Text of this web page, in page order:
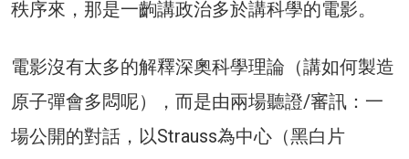
秩序來，那是一齣講政治多於講科學的電影。
電影沒有太多的解釋深奧科學理論（講如何製造
原子彈會多悶呢），而是由兩場聽證/審訊：一
場公開的對話，以Strauss為中心（黑白片